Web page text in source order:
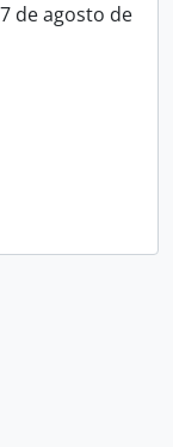
de agosto de